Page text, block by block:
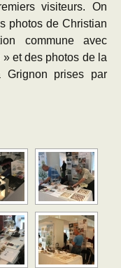
visiteurs. On
photos de Christian
commune avec
et des photos de la
Grignon prises par